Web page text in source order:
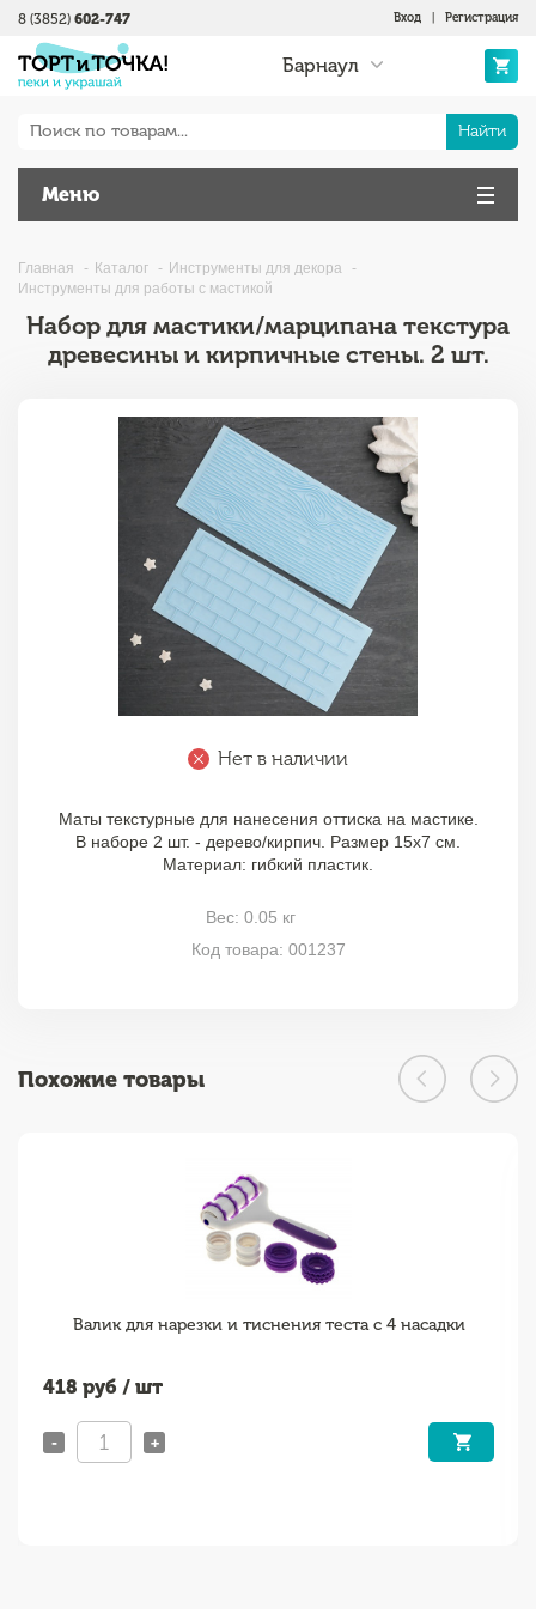
Вход Регистрация
Барнаул
8 (3852) 602-747
Найти
Меню
Главная Каталог
Инструменты для декора
Инструменты для работы с мастикой
Набор для мастики/марципана текстура
древесины и кирпичные стены. 2 шт.
Нет в наличии
Маты текстурные для нанесения оттиска на мастике.
В наборе 2 шт. - дерево/кирпич. Размер 15х7 см.
Материал: гибкий пластик.
Вес: 0.05 кг
Код товара: 001237
Похожие товары
Валик для нарезки и тиснения теста с 4 насадки
418 руб / шт
- +